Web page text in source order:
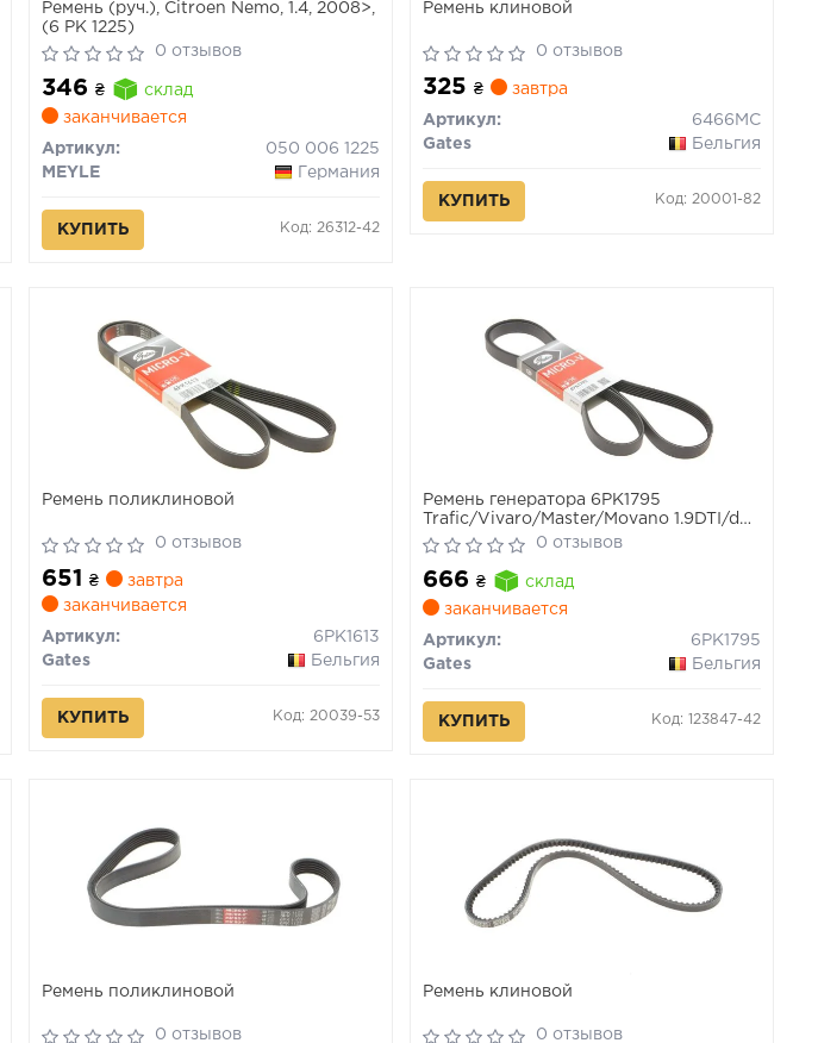
Ремень (руч.), Citroen Nemo, 1.4, 2008>,
(6 PK 1225)
0 отзывов
346₴
склад
заканчивается
Артикул:
050 006 1225
MEYLE
Германия
КУПИТЬ Код: 26312-42
Ремень клиновой
0 отзывов
325₴ завтра
Артикул:
6466MC
Gates
Бельгия
КУПИТЬ Код: 20001-82
Ремень поликлиновой
0 отзывов
651₴
завтра
заканчивается
Артикул:
6PK1613
Gates
Бельгия
КУПИТЬ Код: 20039-53
Ремень генератора 6PK1795
Trafic/Vivaro/Master/Movano 1.9DTI/dCi
01- ALT, PS, AC0 отзывов
666₴
склад
заканчивается
Артикул:
6PK1795
Gates
Бельгия
КУПИТЬ Код: 123847-42
Ремень поликлиновой
0 отзывов
Ремень клиновой
0 отзывов